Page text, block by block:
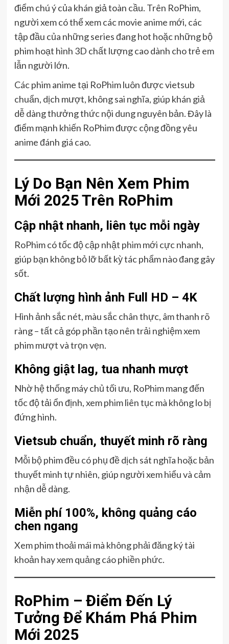
điểm chú ý của khán giả toàn cầu. Trên RoPhim,
người xem có thể xem các movie anime mới, các
tập đầu của những series đang hot hoặc những bộ
phim hoạt hình 3D chất lượng cao dành cho trẻ em
lẫn người lớn.
Các phim anime tại RoPhim luôn được vietsub
chuẩn, dịch mượt, không sai nghĩa, giúp khán giả
dễ dàng thưởng thức nội dung nguyên bản. Đây là
điểm mạnh khiến RoPhim được cộng đồng yêu
anime đánh giá cao.
Lý Do Bạn Nên Xem Phim
Mới 2025 Trên RoPhim
Cập nhật nhanh, liên tục mỗi ngày
RoPhim có tốc độ cập nhật phim mới cực nhanh,
giúp bạn không bỏ lỡ bất kỳ tác phẩm nào đang gây
sốt.
Chất lượng hình ảnh Full HD – 4K
Hình ảnh sắc nét, màu sắc chân thực, âm thanh rõ
ràng – tất cả góp phần tạo nên trải nghiệm xem
phim mượt và trọn vẹn.
Không giật lag, tua nhanh mượt
Nhờ hệ thống máy chủ tối ưu, RoPhim mang đến
tốc độ tải ổn định, xem phim liên tục mà không lo bị
đứng hình.
Vietsub chuẩn, thuyết minh rõ ràng
Mỗi bộ phim đều có phụ đề dịch sát nghĩa hoặc bản
thuyết minh tự nhiên, giúp người xem hiểu và cảm
nhận dễ dàng.
Miễn phí 100%, không quảng cáo
chen ngang
Xem phim thoải mái mà không phải đăng ký tài
khoản hay xem quảng cáo phiền phức.
RoPhim – Điểm Đến Lý
Tưởng Để Khám Phá Phim
Mới 2025